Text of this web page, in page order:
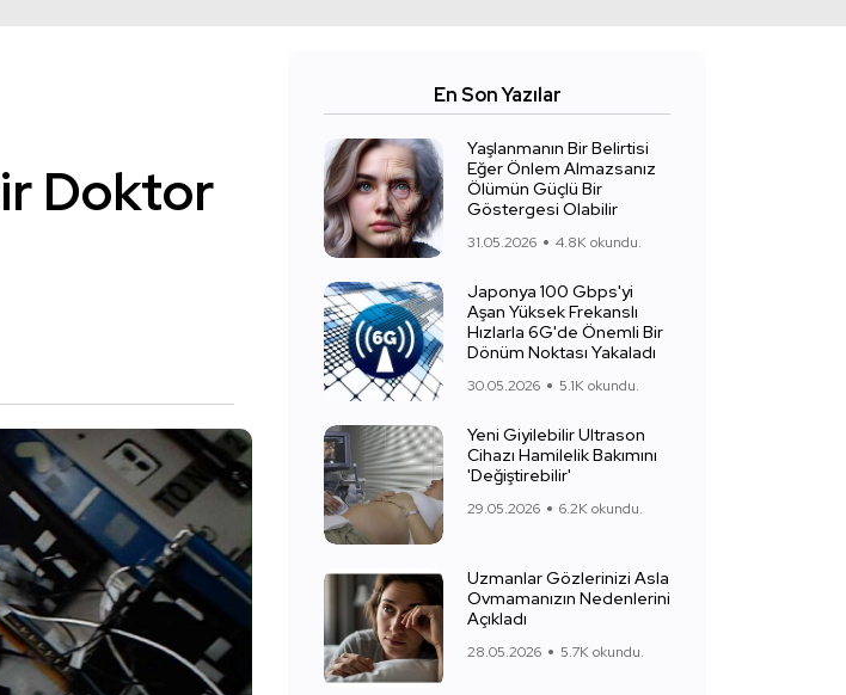
Doktor
En Son Yazılar
Yaşlanmanın Bir Belirtisi
Eğer Önlem Almazsanız
Ölümün Güçlü Bir
Göstergesi Olabilir
31.05.2026 4.8K okundu.
Japonya 100 Gbps'yi
Aşan Yüksek Frekanslı
Hızlarla 6G'de Önemli Bir
Dönüm Noktası Yakaladı
30.05.2026 5.1K okundu.
Yeni Giyilebilir Ultrason
Cihazı Hamilelik Bakımını
'Değiştirebilir'
29.05.2026 6.2K okundu.
Uzmanlar Gözlerinizi Asla
Ovmamanızın Nedenlerini
Açıkladı
28.05.2026 5.7K okundu.